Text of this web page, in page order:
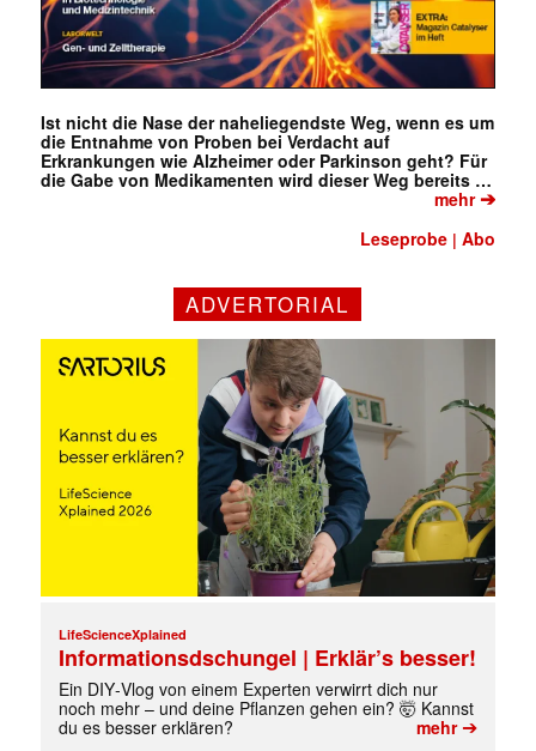
Ist nicht die Nase der naheliegendste Weg, wenn es um
die Entnahme von Proben bei Verdacht auf
Erkrankungen wie Alzheimer oder Parkinson geht? Für
die Gabe von Medikamenten wird dieser Weg bereits …
mehr➔
Leseprobe |Abo
ADVERTORIAL
LifeScienceXplained
Informationsdschungel | Erklär’s besser!
Ein DIY‑Vlog von einem Experten verwirrt dich nur
noch mehr – und deine Pflanzen gehen ein? 🤯 Kannst
du es besser erklären?
mehr➔